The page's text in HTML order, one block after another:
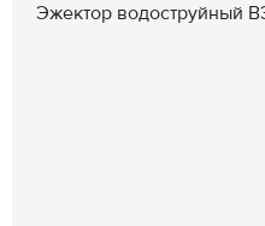
Эжектор водоструйный